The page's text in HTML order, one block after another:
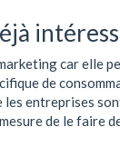
car elle
de
entreprises
de le faire